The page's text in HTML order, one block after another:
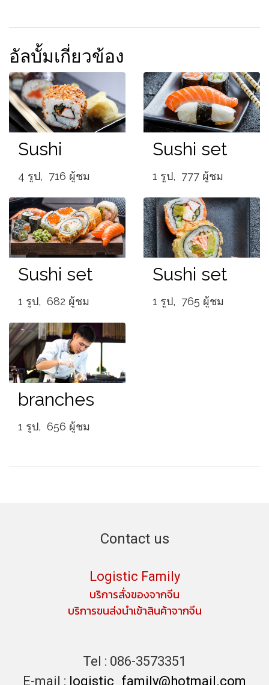
อัลบั้มเกี่ยวข้อง
Sushi
4 รูป, 716 ผู้ชม
Sushi set
1 รูป, 777 ผู้ชม
Sushi set
1 รูป, 682 ผู้ชม
Sushi set
1 รูป, 765 ผู้ชม
branches
1 รูป, 656 ผู้ชม
Contact us
Logistic Family
บริการสั่งของจากจีน
บริการขนส่งนำเข้าสินค้าจากจีน
Tel : 086-3573351
E-mail : logistic_family@hotmail.com